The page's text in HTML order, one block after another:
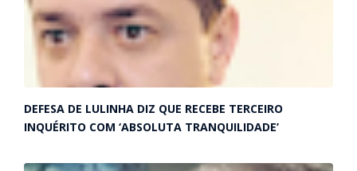
DEFESA DE LULINHA DIZ QUE RECEBE TERCEIRO
INQUÉRITO COM ‘ABSOLUTA TRANQUILIDADE’